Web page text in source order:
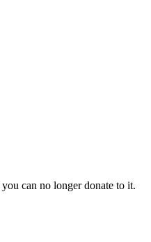
can no longer donate to it.